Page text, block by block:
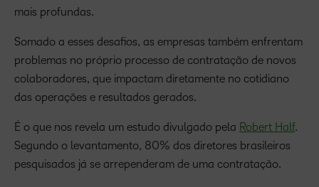
mais profundas.
Somado a esses desafios, as empresas também enfrentam
problemas no próprio processo de contratação de novos
colaboradores, que impactam diretamente no cotidiano
das operações e resultados gerados.
É o que nos revela um estudo divulgado pela Robert Half.
Segundo o levantamento, 80% dos diretores brasileiros
pesquisados já se arrependeram de uma contratação.